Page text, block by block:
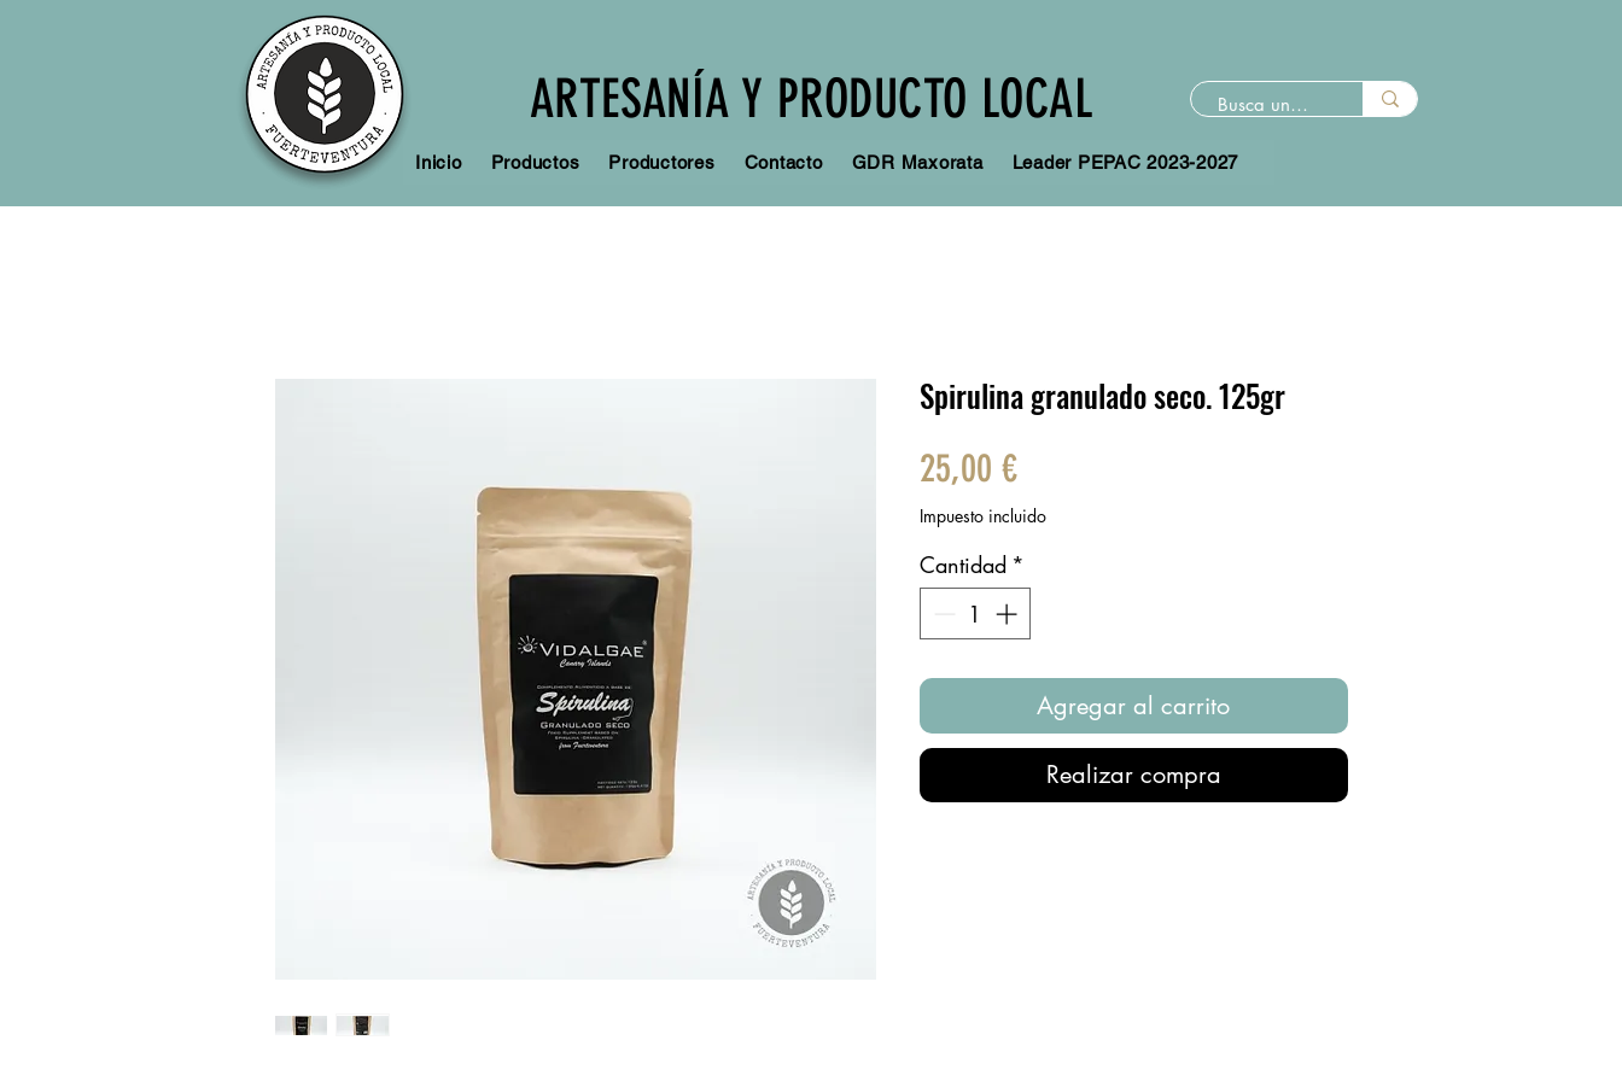
ARTESANÍA Y PRODUCTO LOCAL
Inicio Productos Productores Contacto GDR Maxorata Leader PEPAC 2023-2027
Spirulina granulado seco. 125gr
25,00 €Precio
Impuesto incluido
Cantidad *
Agregar al carrito
Realizar compra